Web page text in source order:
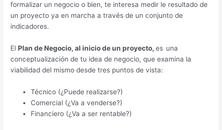
formalizar un negocio o bien, te interesa medir le resultado de
un proyecto ya en marcha a través de un conjunto de
indicadores.
ElPlan de Negocio, al inicio de un proyecto,es una
conceptualización de tu idea de negocio, que examina la
viabilidad del mismo desde tres puntos de vista:
Técnico (¿Puede realizarse?)
Comercial (¿Va a venderse?)
Financiero (¿Va a ser rentable?)